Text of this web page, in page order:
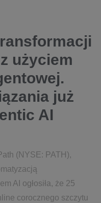
użyciem
już
AI
(NYSE: PATH),
AI ogłosiła, że 25
corocznego szczytu